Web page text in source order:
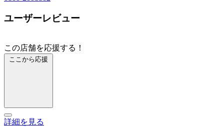
ユーザーレビュー
この店舗を応援する！
ここから応援
詳細を見る